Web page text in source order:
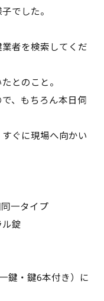
でした。
者を検索してくだ
とのこと。
、もちろん本日伺
ぐに現場へ向かい
一タイプ
ル錠
鍵・鍵6本付き）に